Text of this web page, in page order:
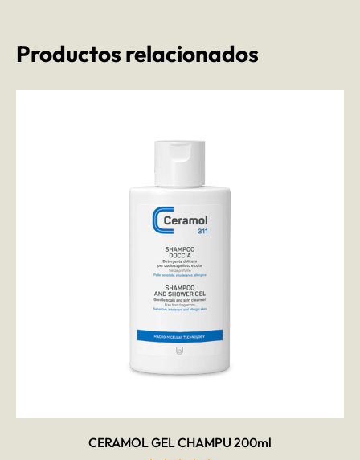
Productos relacionados
CERAMOL GEL CHAMPU 200ml